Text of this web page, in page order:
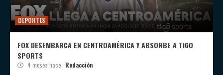
DEPORTES
FOX DESEMBARCA EN CENTROAMÉRICA Y ABSORBE A TIGO
SPORTS
4 meses hace Redacción